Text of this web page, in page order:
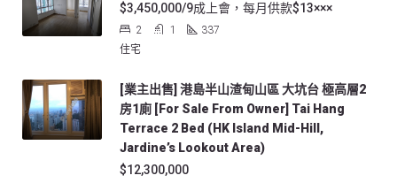
$3,450,000/9成上會，每月供款$13×××
2 1
337
住宅
[業主出售] 港島半山渣甸山區 大坑台 極高層2
房1廁 [For Sale From Owner] Tai Hang
Terrace 2 Bed (HK Island Mid-Hill,
Jardine’s Lookout Area)
$12,300,000